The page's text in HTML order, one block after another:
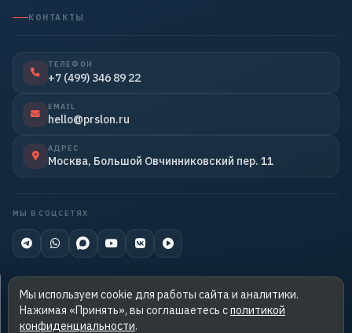
КОНТАКТЫ
ТЕЛЕФОН
+7 (499) 346 89 22
EMAIL
hello@prslon.ru
АДРЕС
Москва, Большой Овчинниковский пер. 11
МЫ В СОЦСЕТЯХ
© 2026 PRslon. Все права защищены.
Мы используем cookie для работы сайта и аналитики.
Нажимая «Принять», вы соглашаетесь сполитикой
конфиденциальности.